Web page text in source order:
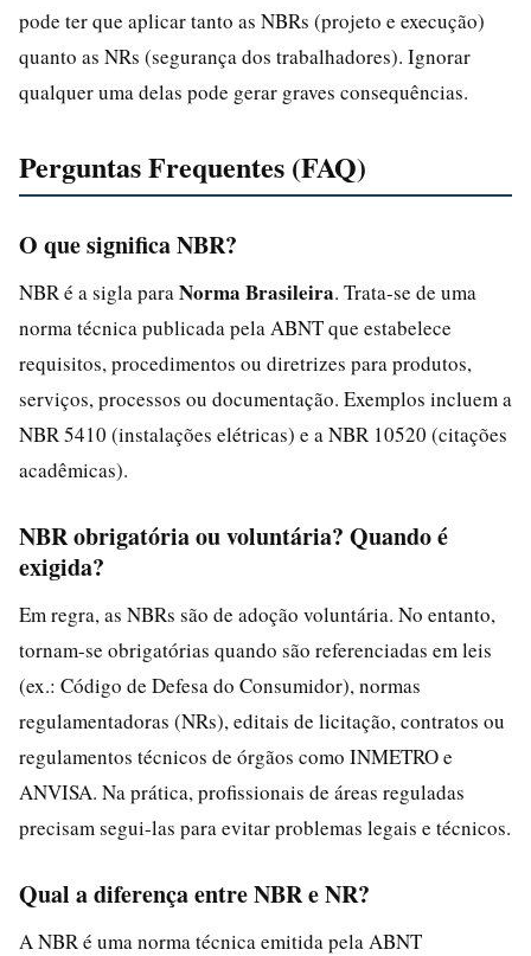
pode ter que aplicar tanto as NBRs (projeto e execução)
quanto as NRs (segurança dos trabalhadores). Ignorar
qualquer uma delas pode gerar graves consequências.
Perguntas Frequentes (FAQ)
O que significa NBR?
NBR é a sigla para Norma Brasileira. Trata-se de uma
norma técnica publicada pela ABNT que estabelece
requisitos, procedimentos ou diretrizes para produtos,
serviços, processos ou documentação. Exemplos incluem a
NBR 5410 (instalações elétricas) e a NBR 10520 (citações
acadêmicas).
NBR obrigatória ou voluntária? Quando é
exigida?
Em regra, as NBRs são de adoção voluntária. No entanto,
tornam-se obrigatórias quando são referenciadas em leis
(ex.: Código de Defesa do Consumidor), normas
regulamentadoras (NRs), editais de licitação, contratos ou
regulamentos técnicos de órgãos como INMETRO e
ANVISA. Na prática, profissionais de áreas reguladas
precisam segui-las para evitar problemas legais e técnicos.
Qual a diferença entre NBR e NR?
A NBR é uma norma técnica emitida pela ABNT